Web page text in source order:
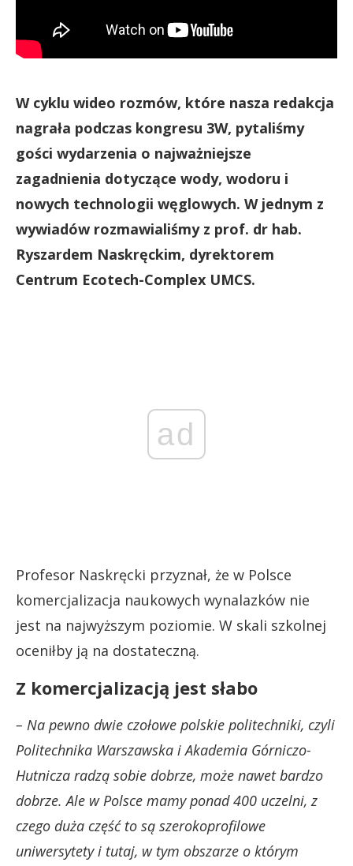
W cyklu wideo rozmów, które nasza redakcja
nagrała podczas kongresu 3W, pytaliśmy
gości wydarzenia o najważniejsze
zagadnienia dotyczące wody, wodoru i
nowych technologii węglowych. W jednym z
wywiadów rozmawialiśmy z prof. dr hab.
Ryszardem Naskręckim, dyrektorem
Centrum Ecotech-Complex UMCS.
ad
Profesor Naskręcki przyznał, że w Polsce
komercjalizacja naukowych wynalazków nie
jest na najwyższym poziomie. W skali szkolnej
oceniłby ją na dostateczną.
Z komercjalizacją jest słabo
– Na pewno dwie czołowe polskie politechniki, czyli
Politechnika Warszawska i Akademia Górniczo-
Hutnicza radzą sobie dobrze, może nawet bardzo
dobrze. Ale w Polsce mamy ponad 400 uczelni, z
czego duża część to są szerokoprofilowe
uniwersytety i tutaj, w tym obszarze o którym